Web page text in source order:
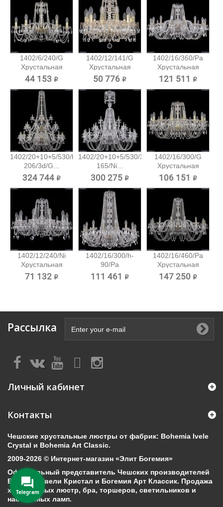
1402/6/240/G
Хрустальная
подвесная...
44 153 ₽
1402/12/141/G
Хрустальная
подвесная...
50 776 ₽
1402/16/360/Pa
Хрустальная
подвесная...
121 511 ₽
1402/20+10+5/530/h-
206/3d/G...
324 744 ₽
1402/20+10+5/530/XL-
165/Ni...
300 275 ₽
1402/16/300/G
Хрустальная
подвесная...
106 151 ₽
1402/12/240/Ni
Хрустальная
подвесная...
71 132 ₽
1402/16/300/h-
90/Pa
Хрустальная...
111 461 ₽
1402/16/460/Pa
Хрустальная
подвесная...
147 250 ₽
Рассылка
Личный кабинет
Контакты
Чешские хрустальные люстры от фабрик: Bohemia Ivele
Crystal и Bohemia Art Classic.
2009-2026 © Интернет-магазин «Элит Богемия»
Официальный представитель Чешских производителей
Богемия Ивели Кристал и Богемия Арт Классик. Продажа
хрустальных люстр, бра, торшеров, светильников и
настольных ламп.
Telegram